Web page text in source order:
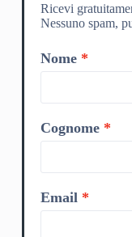
Ricevi
Nessuno spam,
Nome
Cognome
Email